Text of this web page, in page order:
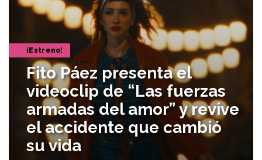
¡Estreno!
Fito Páez presenta el
videoclip de “Las fuerzas
armadas del amor” y revive
el accidente que cambió
su vida